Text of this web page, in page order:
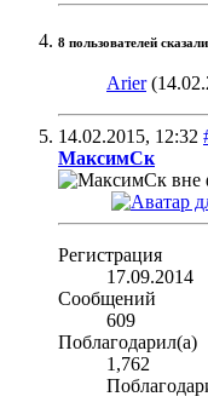
8 пользователей
Arier
14.02.2015, 12:32
МаксимСк
Регистрация
17.09.2014
Сообщений
609
Поблагодарил(а)
1,762